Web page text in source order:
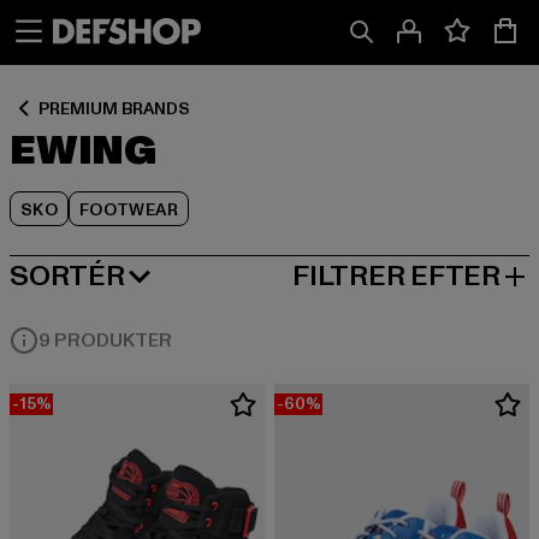
PREMIUM BRANDS
EWING
SKO FOOTWEAR
SORTÉR
MEST POPULÆRE FILTRER EFTER
9 PRODUKTER
-15% -60%